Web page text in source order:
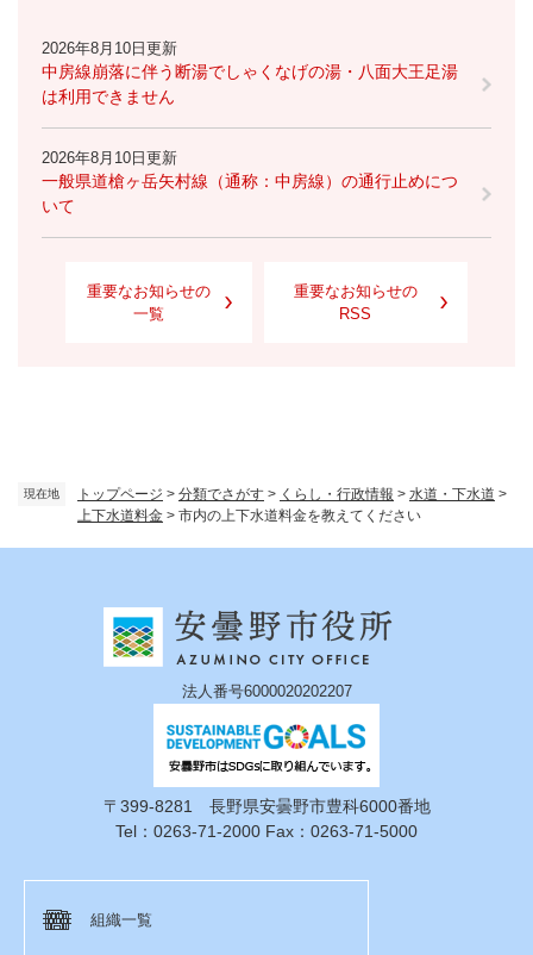
現在地 トップページ > 分類でさがす > くらし・行政情報 > 水道・下水道 >
上下水道料金 > 市内の上下水道料金を教えてください
2026年8月10日更新
中房線崩落に伴う断湯でしゃくなげの湯・八面大王足湯
は利用できません
2026年8月10日更新
一般県道槍ヶ岳矢村線（通称：中房線）の通行止めにつ
いて
重要なお知らせの
一覧
重要なお知らせの
RSS
法人番号6000020202207
〒399-8281 長野県安曇野市豊科6000番地
Tel：0263-71-2000 Fax：0263-71-5000
組織一覧